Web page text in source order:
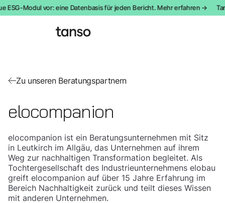
ESG-Modul vor: eine Datenbasis für jeden Bericht. Mehr erfahren →
Zu unseren Beratungspartnern
elocompanion
​elocompanion ist ein Beratungsunternehmen mit Sitz
in Leutkirch im Allgäu, das Unternehmen auf ihrem
Weg zur nachhaltigen Transformation begleitet. Als
Tochtergesellschaft des Industrieunternehmens elobau
greift elocompanion auf über 15 Jahre Erfahrung im
Bereich Nachhaltigkeit zurück und teilt dieses Wissen
mit anderen Unternehmen. ​